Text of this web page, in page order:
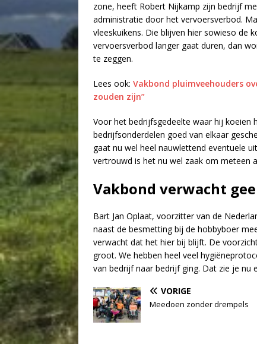
zone, heeft Robert Nijkamp zijn bedrijf
administratie door het vervoersverbod.
vleeskuikens. Die blijven hier sowieso de
vervoersverbod langer gaat duren, dan
te zeggen.
Lees ook: Vakbond pluimveehouders
zouden zijn”
Voor het bedrijfsgedeelte waar hij koeien
bedrijfsonderdelen goed van elkaar
gaat nu wel heel nauwlettend eventuele
vertrouwd is het nu wel zaak om meteen
Vakbond verwacht
Bart Jan Oplaat, voorzitter van de
naast de besmetting bij de hobbyboer
verwacht dat het hier bij blijft. De
groot. We hebben heel veel
van bedrijf naar bedrijf ging. Dat zie je nu
VORIGE
Meedoen zonder drempels